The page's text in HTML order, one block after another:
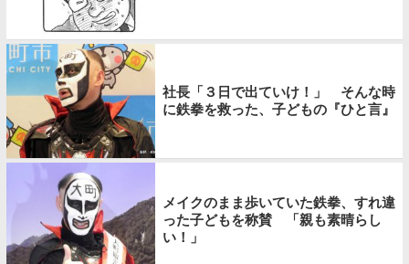
社長「３日で出ていけ！」 そんな時
に鉄拳を救った、子どもの『ひと言』
メイクのまま歩いていた鉄拳、すれ違
った子どもを称賛 「親も素晴らし
い！」